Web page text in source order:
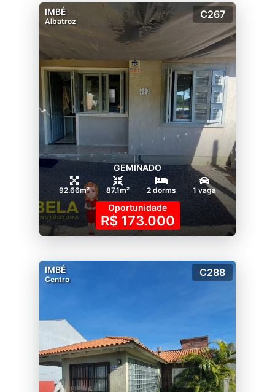
IMBÉ
Albatroz
C267
GEMINADO
92.66m² 87.1m² 2 dorms 1 vaga
Oportunidade
R$ 173.000
IMBÉ
Centro
C288